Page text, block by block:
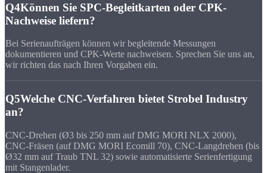
Q4Können Sie SPC-Begleitkarten oder CPK-
Nachweise liefern?
Bei Serienaufträgen können wir begleitende Messungen
dokumentieren und CPK-Werte nachweisen. Sprechen Sie uns an,
wir richten das nach Ihren Vorgaben ein.
Q5Welche CNC-Verfahren bietet Strobel Industry
an?
CNC-Drehen (Ø3 bis 250 mm auf DMG MORI NLX 2000),
CNC-Fräsen (auf DMG MORI Ecomill 70), CNC-Langdrehen (bis
Ø32 mm auf Traub TNL 32) sowie automatisierte Serienfertigung
mit Stangenlader.